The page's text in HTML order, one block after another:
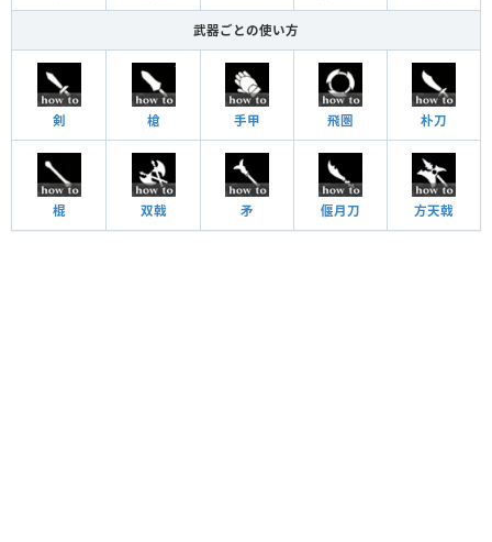
武器ごとの使い方
剣 槍 手甲 飛圏 朴刀
棍 双戟 矛 偃月刀 方天戟